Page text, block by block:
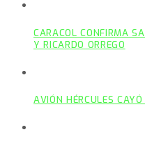
CARACOL CONFIRMA
Y RICARDO ORREGO
AVIÓN HÉRCULES